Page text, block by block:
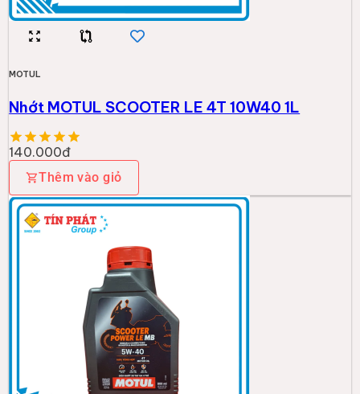
MOTUL
Nhớt MOTUL SCOOTER LE 4T 10W40 1L
140.000đ
Thêm vào giỏ